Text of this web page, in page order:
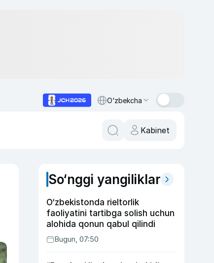
O‘zbekcha
Kabinet
So‘nggi yangiliklar
O‘zbekistonda rieltorlik
faoliyatini tartibga solish uchun
alohida qonun qabul qilindi
Bugun, 07:50